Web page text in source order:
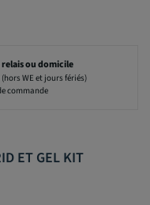
ou domicile
WE et jours fériés)
commande
ET GEL KIT